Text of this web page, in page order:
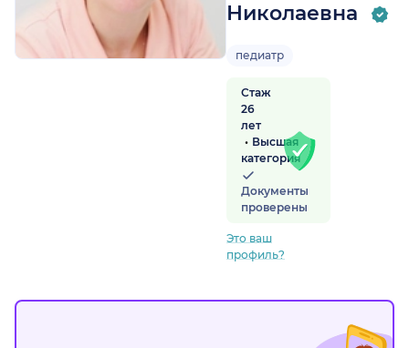
Николаевна
педиатр
Стаж
26
лет
Высшая
категория
Документы
проверены
Это ваш
профиль?